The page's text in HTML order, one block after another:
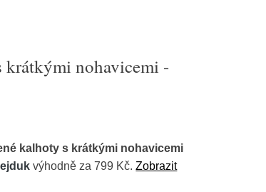
krátkými nohavicemi -
kalhoty s krátkými nohavicemi
výhodně za 799 Kč.Zobrazit